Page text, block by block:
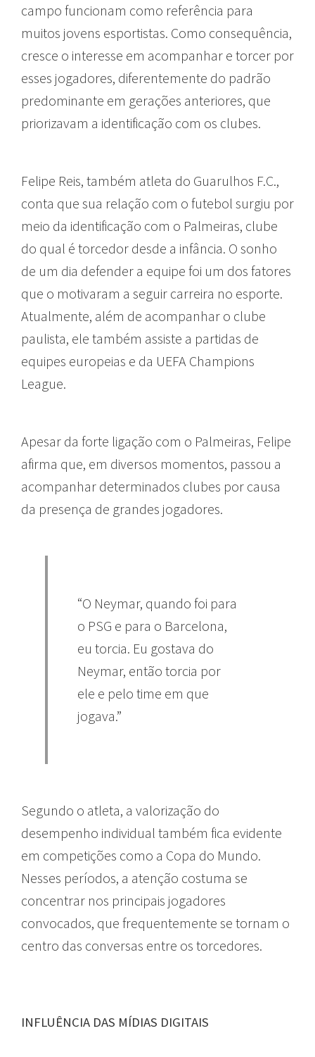
campo funcionam como referência para
muitos jovens esportistas. Como consequência,
cresce o interesse em acompanhar e torcer por
esses jogadores, diferentemente do padrão
predominante em gerações anteriores, que
priorizavam a identificação com os clubes.
Felipe Reis, também atleta do Guarulhos F.C.,
conta que sua relação com o futebol surgiu por
meio da identificação com o Palmeiras, clube
do qual é torcedor desde a infância. O sonho
de um dia defender a equipe foi um dos fatores
que o motivaram a seguir carreira no esporte.
Atualmente, além de acompanhar o clube
paulista, ele também assiste a partidas de
equipes europeias e da UEFA Champions
League.
Apesar da forte ligação com o Palmeiras, Felipe
afirma que, em diversos momentos, passou a
acompanhar determinados clubes por causa
da presença de grandes jogadores.
“O Neymar, quando foi para
o PSG e para o Barcelona,
eu torcia. Eu gostava do
Neymar, então torcia por
ele e pelo time em que
jogava.”
Segundo o atleta, a valorização do
desempenho individual também fica evidente
em competições como a Copa do Mundo.
Nesses períodos, a atenção costuma se
concentrar nos principais jogadores
convocados, que frequentemente se tornam o
centro das conversas entre os torcedores.
INFLUÊNCIA DAS MÍDIAS DIGITAIS